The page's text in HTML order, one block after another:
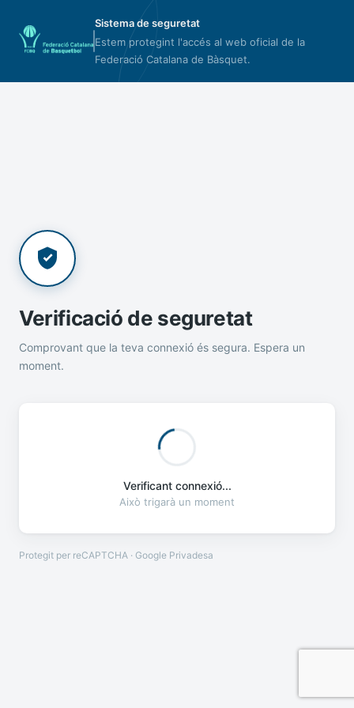
Sistema de seguretat
Estem protegint l'accés al web oficial de la
Federació Catalana de Bàsquet.
Verificació de seguretat
Comprovant que la teva connexió és segura. Espera un
moment.
Verificant connexió...
Això trigarà un moment
Protegit per reCAPTCHA · Google Privadesa